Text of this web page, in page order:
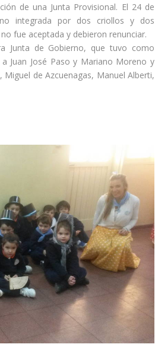
de una Junta Provisional. El 24 de
integrada por dos criollos y dos
fue aceptada y debieron renunciar.
Junta de Gobierno, que tuvo como
Juan José Paso y Mariano Moreno y
de Azcuenagas, Manuel Alberti,